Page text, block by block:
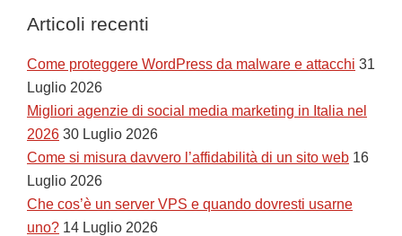
Articoli recenti
Come proteggere WordPress da malware e attacchi 31
Luglio 2026
Migliori agenzie di social media marketing in Italia nel
2026 30 Luglio 2026
Come si misura davvero l’affidabilità di un sito web 16
Luglio 2026
Che cos’è un server VPS e quando dovresti usarne
uno? 14 Luglio 2026